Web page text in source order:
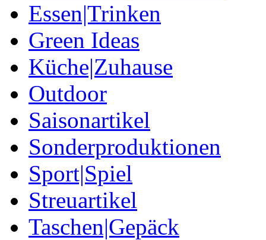
Essen|Trinken
Green Ideas
Küche|Zuhause
Outdoor
Saisonartikel
Sonderproduktionen
Sport|Spiel
Streuartikel
Taschen|Gepäck